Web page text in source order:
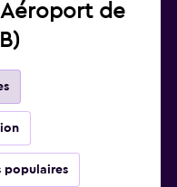
de
populaires